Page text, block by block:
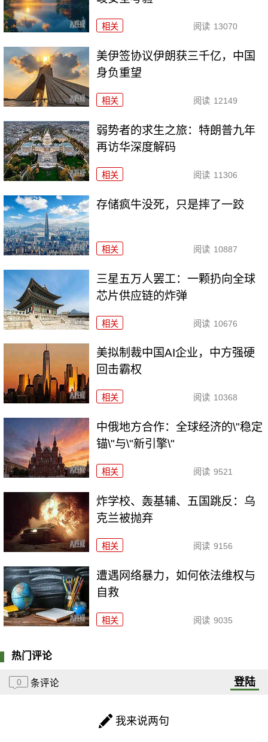
相关 阅读 13070
美伊签协议伊朗获三千亿，中国
身负重望
相关 阅读 12149
弱势者的求生之旅：特朗普九年
再访华深度解码
相关 阅读 11306
存储疯牛没死，只是摔了一跤
相关 阅读 10887
三星五万人罢工：一颗扔向全球
芯片供应链的炸弹
相关 阅读 10676
美拟制裁中国AI企业，中方强硬
回击霸权
相关 阅读 10368
中俄地方合作：全球经济的\"稳定
锚\"与\"新引擎\"
相关 阅读 9521
炸学校、轰基辅、五国跳反：乌
克兰被抛弃
相关 阅读 9156
遭遇网络暴力，如何依法维权与
自救
相关 阅读 9035
热门评论
0 条评论 登陆
我来说两句